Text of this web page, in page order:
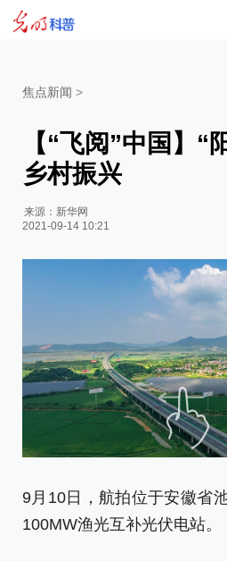
焦点新闻 >
【“飞阅”中国】“
乡村振兴
来源： 新华网
2021-09-14 10:21
9月10日，航拍位于安徽省
100MW渔光互补光伏电站。